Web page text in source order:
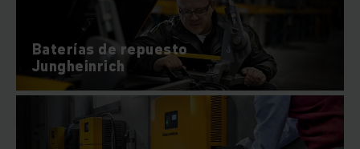
Baterías de repuesto
Jungheinrich